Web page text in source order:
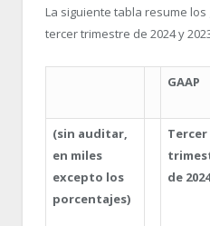
La siguiente tabla resume
tercer trimestre de 2024 y
GAAP
(sin auditar,
en miles
excepto los
porcentajes)
Tercer
de 2024